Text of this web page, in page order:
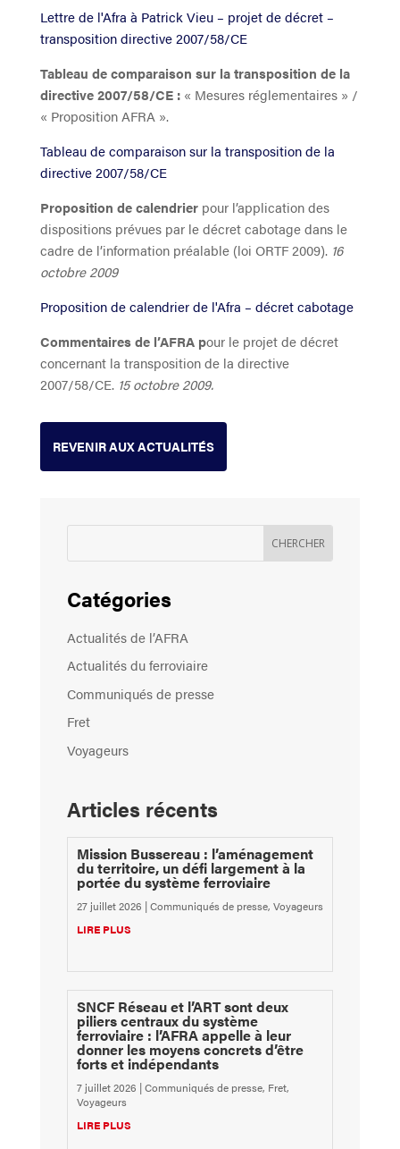
Lettre de l'Afra à Patrick Vieu – projet de décret –
transposition directive 2007/58/CE
Tableau de comparaison sur la transposition de la
directive 2007/58/CE : « Mesures réglementaires » /
« Proposition AFRA ».
Tableau de comparaison sur la transposition de la
directive 2007/58/CE
Proposition de calendrierpour l’application des
dispositions prévues par le décret cabotage dans le
cadre de l’information préalable (loi ORTF 2009). 16
octobre 2009
Proposition de calendrier de l'Afra – décret cabotage
Commentaires de l’AFRA pour le projet de décret
concernant la transposition de la directive
2007/58/CE. 15 octobre 2009.
REVENIR AUX ACTUALITÉS
Catégories
Actualités de l’AFRA
Actualités du ferroviaire
Communiqués de presse
Fret
Voyageurs
Articles récents
Mission Bussereau : l’aménagement
du territoire, un défi largement à la
portée du système ferroviaire
27 juillet 2026 |Communiqués de presse, Voyageurs
LIRE PLUS
SNCF Réseau et l’ART sont deux
piliers centraux du système
ferroviaire : l’AFRA appelle à leur
donner les moyens concrets d’être
forts et indépendants
7 juillet 2026 |Communiqués de presse, Fret,
Voyageurs
LIRE PLUS